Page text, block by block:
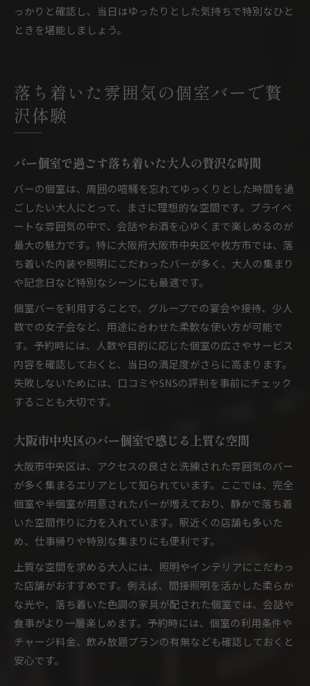
っかりと確認し、当日はゆったりとした気持ちで特別なひと
ときを堪能しましょう。
落ち着いた雰囲気の個室バーで贅
沢体験
バー個室で過ごす落ち着いた大人の贅沢な時間
バーの個室は、周囲の喧騒を忘れてゆっくりとした時間を過
ごしたい大人にとって、まさに理想的な空間です。プライベ
ートな雰囲気の中で、会話やお酒を心ゆくまで楽しめるのが
最大の魅力です。特に大阪府大阪市中央区や枚方市では、落
ち着いた内装や照明にこだわったバーが多く、大人の集まり
や記念日など特別なシーンにも最適です。
個室バーを利用することで、グループでの宴会や接待、少人
数での女子会など、用途に合わせた柔軟な使い方が可能で
す。予約時には、人数や目的に応じた個室の広さやサービス
内容を確認しておくと、当日の満足度がさらに高まります。
失敗しないためには、口コミやSNSの評判を事前にチェック
することも大切です。
大阪市中央区のバー個室で感じる上質な空間
大阪市中央区は、アクセスの良さと洗練された雰囲気のバー
が多く集まるエリアとして知られています。ここでは、完全
個室や半個室が用意されたバーが増えており、静かで落ち着
いた空間作りに力を入れています。駅近くの店舗も多いた
め、仕事帰りや特別な集まりにも便利です。
上質な空間を求める大人には、照明やインテリアにこだわっ
た店舗がおすすめです。例えば、間接照明を活かした柔らか
な光や、落ち着いた色調の家具が配された個室では、会話や
食事がより一層楽しめます。予約時には、個室の利用条件や
チャージ料金、飲み放題プランの有無なども確認しておくと
安心です。